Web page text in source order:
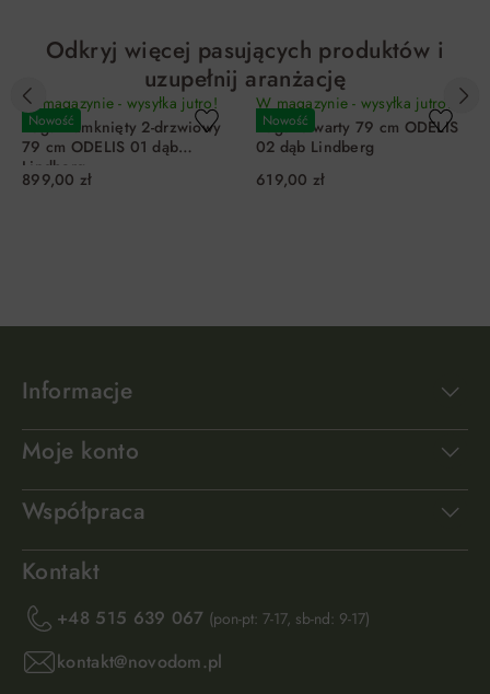
Odkryj więcej pasujących produktów i
uzupełnij aranżację
Nowość
W magazynie - wysyłka jutro!
Regał zamknięty 2-drzwiowy
79 cm ODELIS 01 dąb
Lindberg
899,00 zł
Nowość
W magazynie - wysyłka jutro!
Regał otwarty 79 cm ODELIS
02 dąb Lindberg
619,00 zł
Informacje
Moje konto
Współpraca
Kontakt
+48 515 639 067 (pon-pt: 7-17, sb-nd: 9-17)
kontakt@novodom.pl